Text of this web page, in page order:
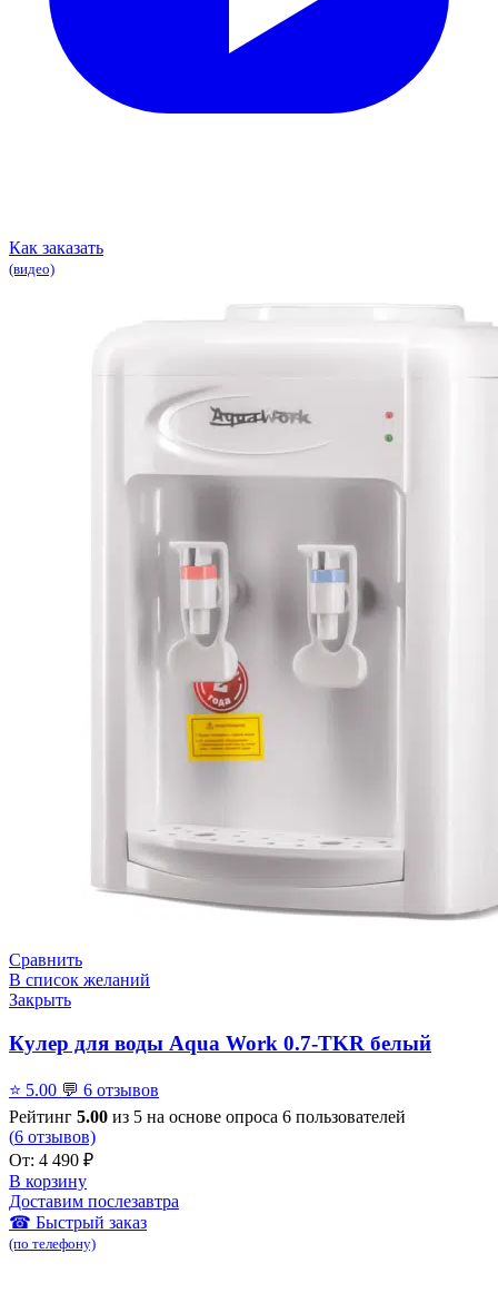
Как заказать
(видео)
Сравнить
В список желаний
Закрыть
Кулер для воды Aqua Work 0.7-TKR белый
⭐ 5.00 💬 6 отзывов
Рейтинг 5.00 из 5 на основе опроса 6 пользователей
(6 отзывов)
От: 4 490 ₽
В корзину
Доставим послезавтра
☎ Быстрый заказ
(по телефону)